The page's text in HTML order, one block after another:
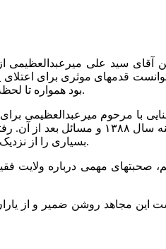
آقای سید علی
توانست قدمهای موثری برای
بود همواره تا لحظه آخر زندگی مادی ایشان به روشنی هویدا بود و آنچه که ایشان هیچ ابایی در بیان صریح آن نداشت، دفاع از اسلام و قرآن و ولایت بود.
با مرحوم میرعبدالعظیمی
العظمی خامنه‌ای بود. خصوصا
بسیاری را از نزدیک دیده بودند و با آنها مراوده داشتند ولی در عین حال تبعیت و ارادت ویژه‌ای را نسبت به مقام معظم رهبری همواره اظهار می داشتند.
صحبتهای مهمی درباره
این مجاهد روشن ضمیر و از